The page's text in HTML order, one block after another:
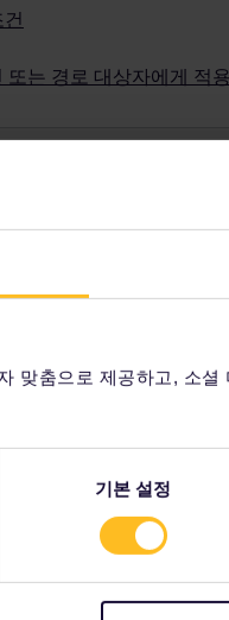
맞춤으로 제공하고, 소
기본 설정
행 시작 날짜를 기준으로
당 최대 2명).
여행 시작 날짜를 기준으
는 경로 대상자에게 적
준으로 만 11세 이하이어야 합
1명 또는 경로 1명이 최대 2
동반할 수 있습니다. 성인 1
야 합니다.
성인과 동일한 등급 좌석에
추가할 수 없습니다.
스로 여행할 수 있습니다.
신
지역
할
할
습니
유럽의 광대한
유명한 수도에서
차를 선택하여
로 이동할 수 있